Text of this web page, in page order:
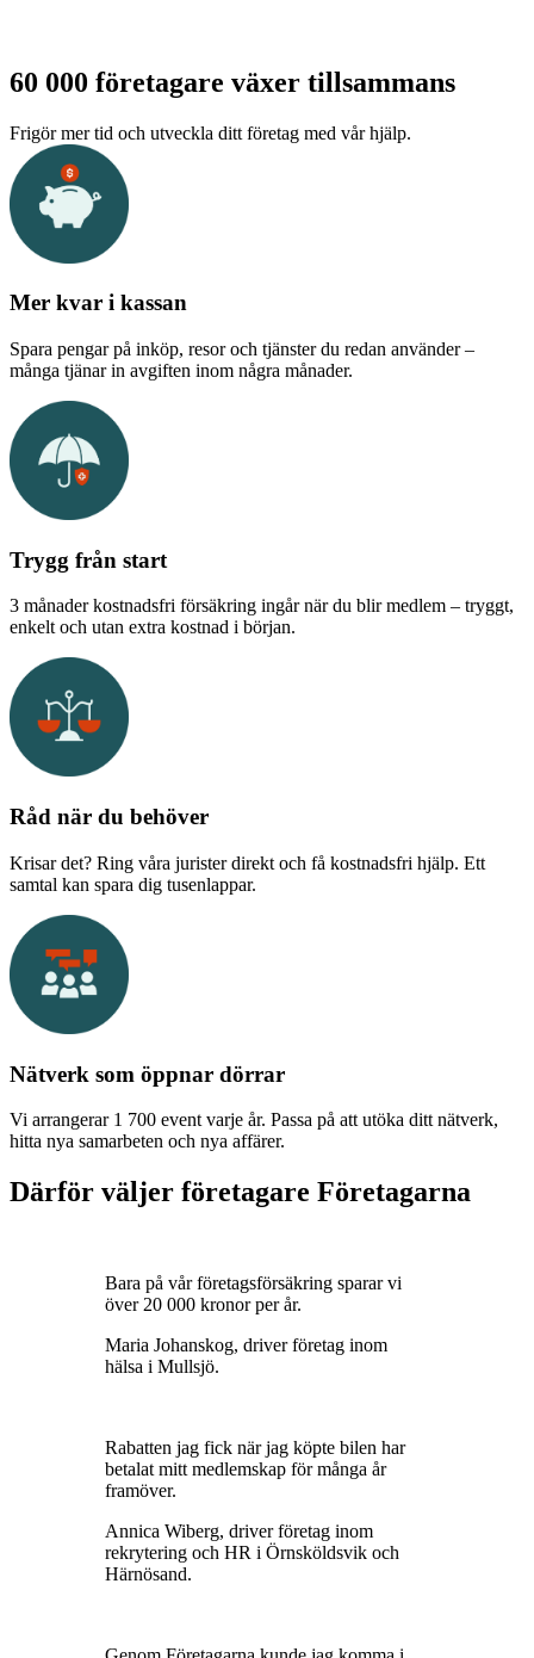
60 000 företagare växer tillsammans
Frigör mer tid och utveckla ditt företag med vår hjälp.
Mer kvar i kassan
Spara pengar på inköp, resor och tjänster du redan använder –
många tjänar in avgiften inom några månader.
Trygg från start
3 månader kostnadsfri försäkring ingår när du blir medlem – tryggt,
enkelt och utan extra kostnad i början.
Råd när du behöver
Krisar det? Ring våra jurister direkt och få kostnadsfri hjälp. Ett
samtal kan spara dig tusenlappar.
Nätverk som öppnar dörrar
Vi arrangerar 1 700 event varje år. Passa på att utöka ditt nätverk,
hitta nya samarbeten och nya affärer.
Därför väljer företagare Företagarna
Bara på vår företagsförsäkring sparar vi
över 20 000 kronor per år.
Maria Johanskog, driver företag inom
hälsa i Mullsjö.
Rabatten jag fick när jag köpte bilen har
betalat mitt medlemskap för många år
framöver.
Annica Wiberg, driver företag inom
rekrytering och HR i Örnsköldsvik och
Härnösand.